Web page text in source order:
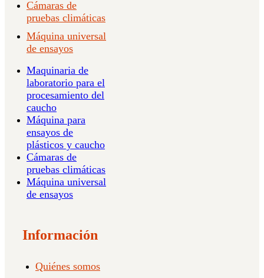
Cámaras de
pruebas climáticas
Máquina universal
de ensayos
Maquinaria de
laboratorio para el
procesamiento del
caucho
Máquina para
ensayos de
plásticos y caucho
Cámaras de
pruebas climáticas
Máquina universal
de ensayos
Información
Quiénes somos